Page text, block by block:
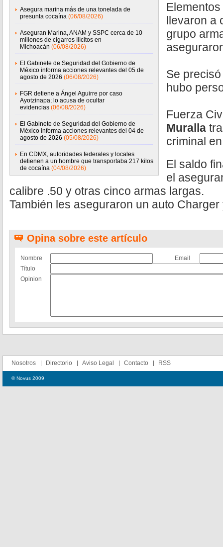
Asegura marina más de una tonelada de
presunta cocaína (06/08/2026)
Aseguran Marina, ANAM y SSPC cerca de 10
millones de cigarros Ilícitos en
Michoacán (06/08/2026)
El Gabinete de Seguridad del Gobierno de
México informa acciones relevantes del 05 de
agosto de 2026 (06/08/2026)
FGR detiene a Ángel Aguirre por caso
Ayotzinapa; lo acusa de ocultar
evidencias (06/08/2026)
El Gabinete de Seguridad del Gobierno de
México informa acciones relevantes del 04 de
agosto de 2026 (05/08/2026)
En CDMX, autoridades federales y locales
detienen a un hombre que transportaba 217 kilos
de cocaína (04/08/2026)
llevaron a
grupo
Se
hubo
Fuerza
Muralla
criminal
El saldo
el
calibre .50 y otras cinco armas largas.
También les aseguraron un auto
Opina sobre este artículo
Nombre
Email
Título
Opinion
Nosotros Directorio Aviso Legal Contacto RSS
© Novus 2009